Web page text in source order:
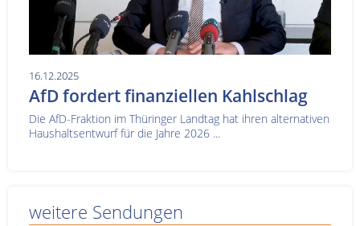
16.12.2025
AfD fordert finanziellen Kahlschlag
Die AfD-Fraktion im Thüringer Landtag hat ihren alternativen
Haushaltsentwurf für die Jahre 2026 ...
weitere Sendungen